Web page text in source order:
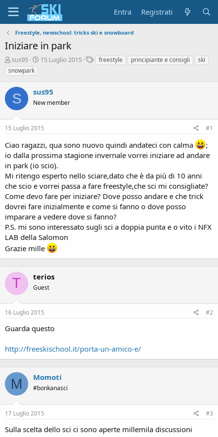
Entra Registrati
Freestyle, newschool: tricks ski e snowboard
Iniziare in park
A
u
t
o
r
e
d
i
s
u
s
s
i
n
e
sus95
D
d
'
n
i
o
15 Luglio 2015
Tfreestyle principiante e consigli
ski
snowpark
S sus95
New member
15 Luglio 2015 #1
Ciao ragazzi, qua sono nuovo quindi andateci con calma
;
io dalla prossima stagione invernale vorrei iniziare ad andare
in park (io scio).
Mi ritengo esperto nello sciare,dato che è da più di 10 anni
che scio e vorrei passa a fare freestyle,che sci mi consigliate?
Come devo fare per iniziare? Dove posso andare e che trick
dovrei fare inizialmente e come si fanno o dove posso
imparare a vedere dove si fanno?
P.S. mi sono interessato sugli sci a doppia punta e o vito i NFX
LAB della Salomon
Grazie mille
T terios
Guest
16 Luglio 2015 #2
Guarda questo
http://freeskischool.it/porta-un-amico-e/
M Momoti
#bonkanasci
17 Luglio 2015 #3
Sulla scelta dello sci ci sono aperte millemila discussioni